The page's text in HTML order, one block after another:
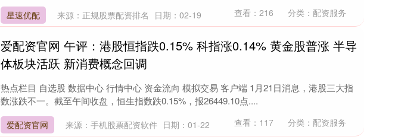
星速优配 来源：正规股票配资排名 日期：02-19 查看： 216 分类： 配资服务
爱配资官网 午评：港股恒指跌0.15% 科指涨0.14% 黄金股普涨 半导
体板块活跃 新消费概念回调
热点栏目 自选股 数据中心 行情中心 资金流向 模拟交易 客户端 1月21日消息，港股三大指
数涨跌不一。截至午间收盘，恒生指数跌0.15%，报26449.10点....
爱配资官网 来源：手机股票配资软件 日期：01-22 查看： 117 分类： 配资服务